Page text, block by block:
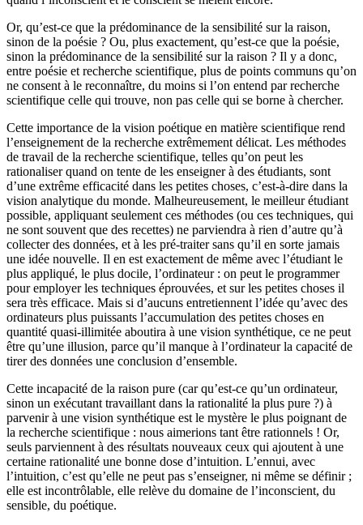
Or, qu’est-ce que la prédominance de la sensibilité sur la raison,
sinon de la poésie ? Ou, plus exactement, qu’est-ce que la poésie,
sinon la prédomi­nance de la sensibilité sur la raison ? Il y a donc,
entre poésie et recherche scientifique, plus de points communs qu’on
ne consent à le reconnaître, du moins si l’on entend par recherche
scientifique celle qui trouve, non pas celle qui se borne à chercher.
Cette importance de la vision poétique en matière scientifique rend
l’enseignement de la recherche extrêmement délicat. Les méthodes
de travail de la recherche scientifique, telles qu’on peut les
rationaliser quand on tente de les enseigner à des étudiants, sont
d’une extrême efficacité dans les petites choses, c’est-à-dire dans la
vision analytique du monde. Malheureusement, le meilleur étudiant
possible, appliquant seulement ces méthodes (ou ces techniques, qui
ne sont souvent que des recettes) ne parviendra à rien d’autre qu’à
collecter des données, et à les pré-traiter sans qu’il en sorte jamais
une idée nouvelle. Il en est exactement de même avec l’étudiant le
plus appliqué, le plus docile, l’ordinateur : on peut le programmer
pour employer les techniques éprouvées, et sur les petites choses il
sera très efficace. Mais si d’aucuns entretiennent l’idée qu’avec des
ordinateurs plus puissants l’accu­mulation des petites choses en
quantité quasi-illimitée aboutira à une vision synthétique, ce ne peut
être qu’une illusion, parce qu’il manque à l’ordina­teur la capacité de
tirer des données une conclusion d’ensemble.
Cette incapacité de la raison pure (car qu’est-ce qu’un ordinateur,
sinon un exécutant travaillant dans la rationalité la plus pure ?) à
parvenir à une vision synthétique est le mystère le plus poignant de
la recherche scienti­fique : nous aimerions tant être rationnels ! Or,
seuls parviennent à des résultats nouveaux ceux qui ajoutent à une
certaine rationalité une bonne dose d’intuition. L’ennui, avec
l’intuition, c’est qu’elle ne peut pas s’ensei­gner, ni même se définir ;
elle est incontrôlable, elle relève du domaine de l’inconscient, du
sensible, du poétique.